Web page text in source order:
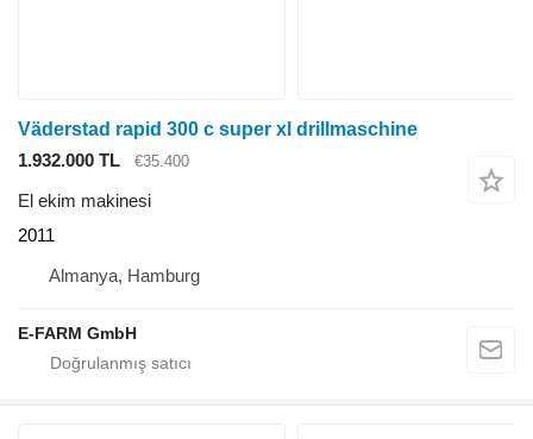
Väderstad rapid 300 c super xl drillmaschine
1.932.000 TL
€35.400
El ekim makinesi
2011
Almanya, Hamburg
E-FARM GmbH